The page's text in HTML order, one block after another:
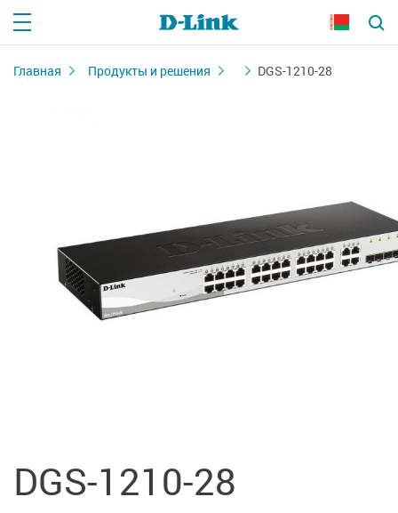
Главная Продукты и решения DGS-1210-28
DGS-1210-28